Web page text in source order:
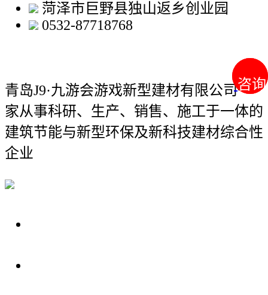
咨询
咨询
菏泽市巨野县独山返乡创业园
0532-87718768
青岛J9·九游会游戏新型建材有限公司一
家从事科研、生产、销售、施工于一体的
建筑节能与新型环保及新科技建材综合性
企业